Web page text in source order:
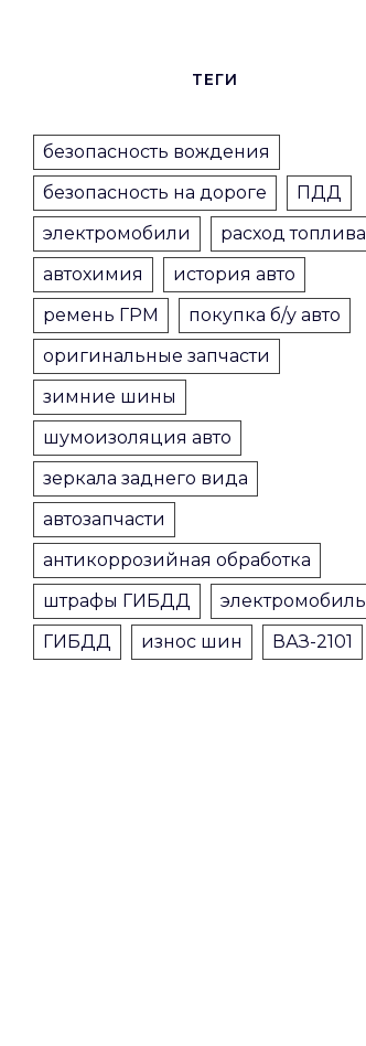
ТЕГИ
безопасность вождения
безопасность на дороге
ПДД
электромобили
расход топлива
автохимия
история авто
ремень ГРМ
покупка б/у авто
оригинальные запчасти
зимние шины
шумоизоляция авто
зеркала заднего вида
автозапчасти
антикоррозийная обработка
штрафы ГИБДД
электромобиль
ГИБДД
износ шин ВАЗ-2101